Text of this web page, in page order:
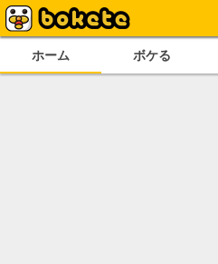
ホーム ボケる